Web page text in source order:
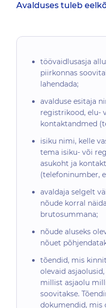
Avalduses tuleb
töövaidlusasja
piirkonnas
lahendada;
avalduse esitaja
registrikood, elu-
kontaktandmed
isiku nimi, kelle
tema isiku- või
asukoht ja
(telefoninumber,
avaldaja selgelt
nõude korral
brutosummana;
nõude aluseks
nõuet
tõendid, mis
olevaid
millist asjaolu
soovitakse.
dokumendid, mis